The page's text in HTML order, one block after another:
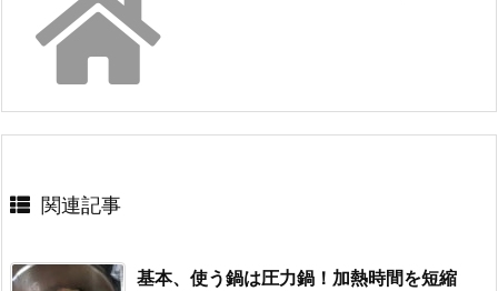
関連記事
基本、使う鍋は圧力鍋！加熱時間を短縮